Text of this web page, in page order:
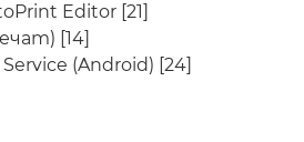
Editor [21]
[14]
(Android) [24]